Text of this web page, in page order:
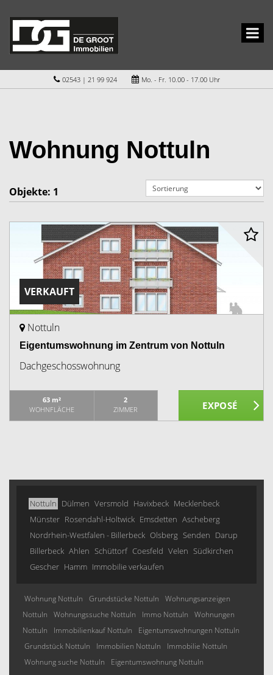
02543 | 21 99 924 Mo. - Fr. 10.00 - 17.00 Uhr
Wohnung Nottuln
Objekte: 1
VERKAUFT
Nottuln
Eigentumswohnung im Zentrum von Nottuln
Dachgeschosswohnung
63 m²
WOHNFLÄCHE
2
ZIMMER
Nottuln Dülmen Versmold Havixbeck Mecklenbeck
Münster Rosendahl-Holtwick Emsdetten Ascheberg
Nordrhein-Westfalen - Billerbeck Olsberg Senden Darup
Billerbeck Ahlen Schüttorf Coesfeld Velen Südkirchen
Gescher Hamm Immobilie verkaufen
Wohnung Nottuln Grundstücke Nottuln
Wohnungsanzeigen
Nottuln
Wohnungssuche Nottuln Immo Nottuln
Wohnungen
Nottuln
Immobilienkauf Nottuln
Eigentumswohnungen Nottuln
Grundstück Nottuln
Immobilien Nottuln
Immobilie Nottuln
Wohnung suche Nottuln
Eigentumswohnung Nottuln